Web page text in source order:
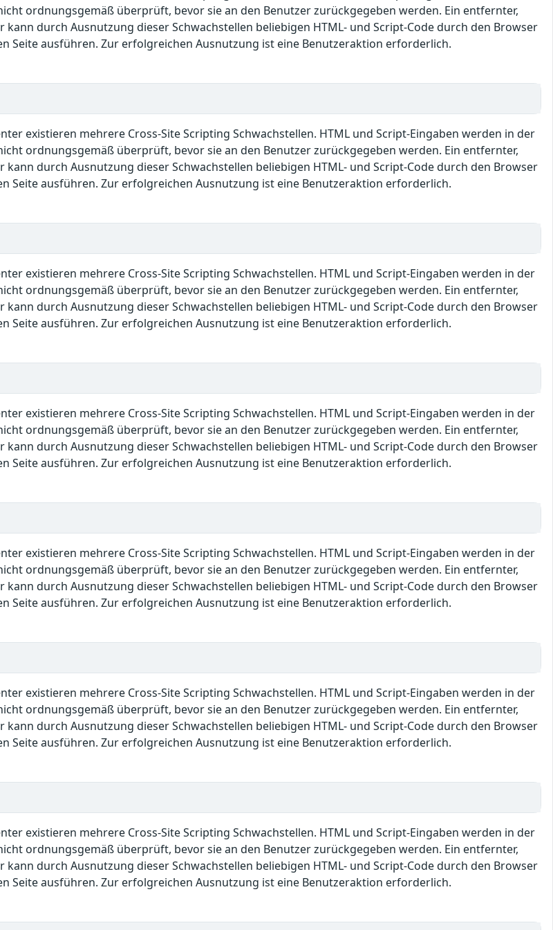
ordnungsgemäß überprüft, bevor sie an den Benutzer zurückgegeben werden. Ein entfernter,
durch Ausnutzung dieser Schwachstellen beliebigen HTML- und Script-Code durch den Browser
Seite ausführen. Zur erfolgreichen Ausnutzung ist eine Benutzeraktion erforderlich.
existieren mehrere Cross-Site Scripting Schwachstellen. HTML und Script-Eingaben werden in der
ordnungsgemäß überprüft, bevor sie an den Benutzer zurückgegeben werden. Ein entfernter,
durch Ausnutzung dieser Schwachstellen beliebigen HTML- und Script-Code durch den Browser
Seite ausführen. Zur erfolgreichen Ausnutzung ist eine Benutzeraktion erforderlich.
existieren mehrere Cross-Site Scripting Schwachstellen. HTML und Script-Eingaben werden in der
ordnungsgemäß überprüft, bevor sie an den Benutzer zurückgegeben werden. Ein entfernter,
durch Ausnutzung dieser Schwachstellen beliebigen HTML- und Script-Code durch den Browser
Seite ausführen. Zur erfolgreichen Ausnutzung ist eine Benutzeraktion erforderlich.
existieren mehrere Cross-Site Scripting Schwachstellen. HTML und Script-Eingaben werden in der
ordnungsgemäß überprüft, bevor sie an den Benutzer zurückgegeben werden. Ein entfernter,
durch Ausnutzung dieser Schwachstellen beliebigen HTML- und Script-Code durch den Browser
Seite ausführen. Zur erfolgreichen Ausnutzung ist eine Benutzeraktion erforderlich.
existieren mehrere Cross-Site Scripting Schwachstellen. HTML und Script-Eingaben werden in der
ordnungsgemäß überprüft, bevor sie an den Benutzer zurückgegeben werden. Ein entfernter,
durch Ausnutzung dieser Schwachstellen beliebigen HTML- und Script-Code durch den Browser
Seite ausführen. Zur erfolgreichen Ausnutzung ist eine Benutzeraktion erforderlich.
existieren mehrere Cross-Site Scripting Schwachstellen. HTML und Script-Eingaben werden in der
ordnungsgemäß überprüft, bevor sie an den Benutzer zurückgegeben werden. Ein entfernter,
durch Ausnutzung dieser Schwachstellen beliebigen HTML- und Script-Code durch den Browser
Seite ausführen. Zur erfolgreichen Ausnutzung ist eine Benutzeraktion erforderlich.
existieren mehrere Cross-Site Scripting Schwachstellen. HTML und Script-Eingaben werden in der
ordnungsgemäß überprüft, bevor sie an den Benutzer zurückgegeben werden. Ein entfernter,
durch Ausnutzung dieser Schwachstellen beliebigen HTML- und Script-Code durch den Browser
Seite ausführen. Zur erfolgreichen Ausnutzung ist eine Benutzeraktion erforderlich.